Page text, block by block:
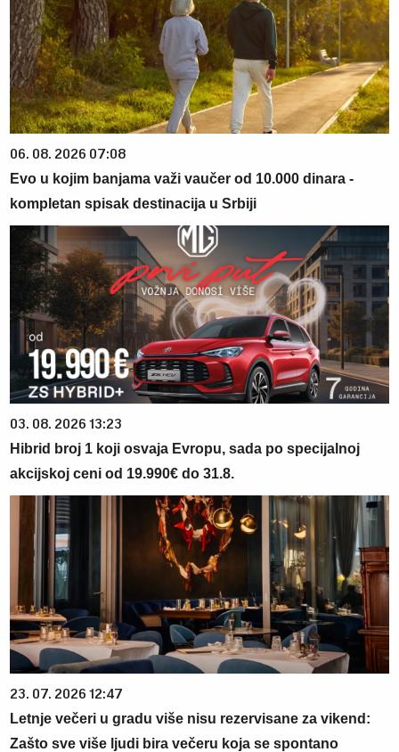
06. 08. 2026 07:08
Evo u kojim banjama važi vaučer od 10.000 dinara -
kompletan spisak destinacija u Srbiji
03. 08. 2026 13:23
Hibrid broj 1 koji osvaja Evropu, sada po specijalnoj
akcijskoj ceni od 19.990€ do 31.8.
23. 07. 2026 12:47
Letnje večeri u gradu više nisu rezervisane za vikend:
Zašto sve više ljudi bira večeru koja se spontano